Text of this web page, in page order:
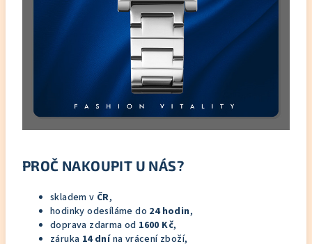
PROČ NAKOUPIT U NÁS?
skladem v ČR,
hodinky odesíláme do 24 hodin,
doprava zdarma od 1600 Kč,
záruka 14 dnína vrácení zboží,